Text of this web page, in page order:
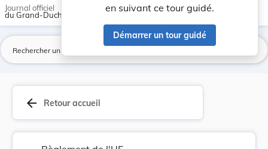
en suivant ce tour guidé.
Démarrer un tour guidé
Journal officiel
du Grand-Duché de Luxembourg
arrow_back Retour accueil